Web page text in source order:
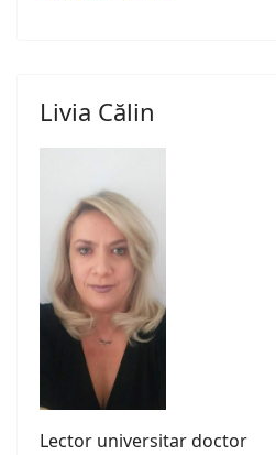
Livia Călin
Lector universitar doctor